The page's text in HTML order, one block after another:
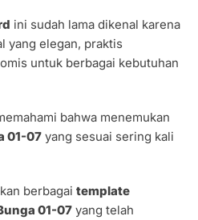
ini sudah lama dikenal karena
yang elegan, praktis
untuk berbagai kebutuhan
bahwa menemukan
01-07 yang sesuai sering kali
berbagai template
01-07 yang telah